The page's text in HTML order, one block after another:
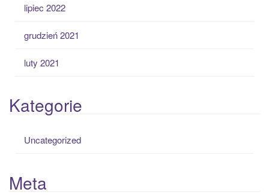
lipiec 2022
grudzień 2021
luty 2021
Kategorie
Uncategorized
Meta